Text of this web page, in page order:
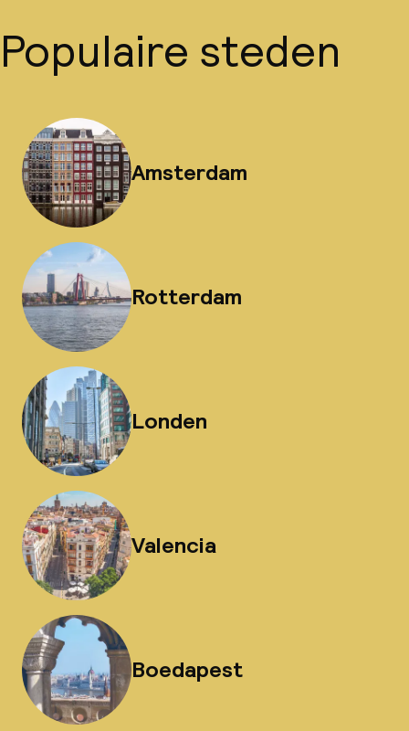
Populaire steden
Amsterdam
Rotterdam
Londen
Valencia
Boedapest